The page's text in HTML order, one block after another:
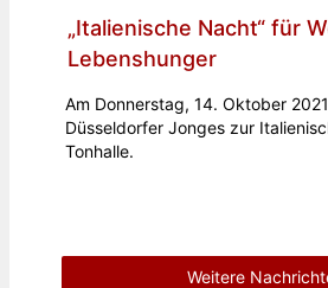
„Italienische Nacht“ für
Lebenshunger
Am Donnerstag, 14. Oktober
Düsseldorfer Jonges zur
Tonhalle.
Weitere